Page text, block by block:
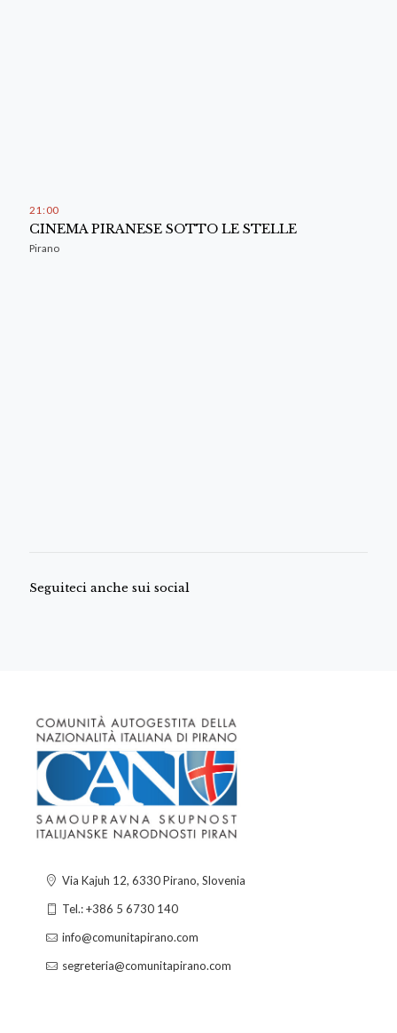
21 : 00
CINEMA PIRANESE SOTTO LE STELLE
Pirano
Seguiteci anche sui social
Via Kajuh 12, 6330 Pirano, Slovenia
Tel.: +386 5 6730 140
info@comunitapirano.com
segreteria@comunitapirano.com